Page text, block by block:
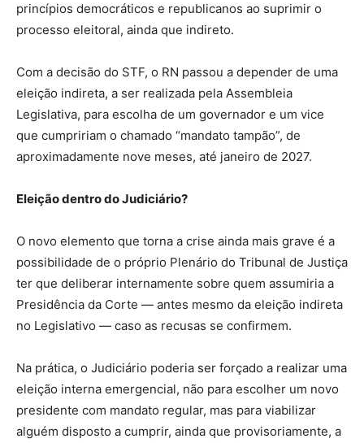
princípios democráticos e republicanos ao suprimir o
processo eleitoral, ainda que indireto.
Com a decisão do STF, o RN passou a depender de uma
eleição indireta, a ser realizada pela Assembleia
Legislativa, para escolha de um governador e um vice
que cumpririam o chamado “mandato tampão”, de
aproximadamente nove meses, até janeiro de 2027.
Eleição dentro do Judiciário?
O novo elemento que torna a crise ainda mais grave é a
possibilidade de o próprio Plenário do Tribunal de Justiça
ter que deliberar internamente sobre quem assumiria a
Presidência da Corte — antes mesmo da eleição indireta
no Legislativo — caso as recusas se confirmem.
Na prática, o Judiciário poderia ser forçado a realizar uma
eleição interna emergencial, não para escolher um novo
presidente com mandato regular, mas para viabilizar
alguém disposto a cumprir, ainda que provisoriamente, a